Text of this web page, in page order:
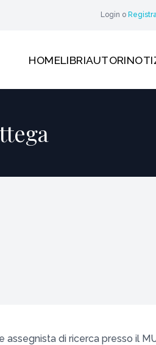
Login o
HOMELIBRIAUTORI
assegnista di ricerca presso il